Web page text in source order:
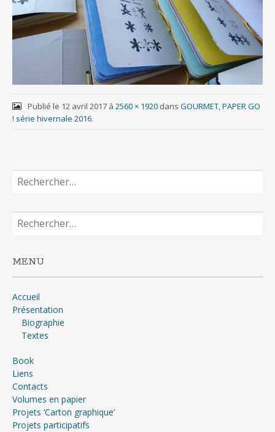
Publié le 12 avril 2017à 2560 × 1920dans GOURMET, PAPER GO
! série hivernale 2016.
Rechercher :
Rechercher :
MENU
Accueil
Présentation
Biographie
Textes
Book
Liens
Contacts
Volumes en papier
Projets ‘Carton graphique’
Projets participatifs